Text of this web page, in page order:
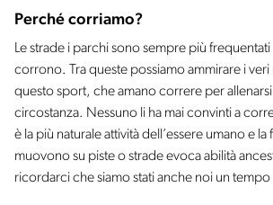
Perché corriamo?
Le strade i parchi sono sempre più
corrono. Tra queste possiamo ammirare i
questo sport, che amano correre per
circostanza. Nessuno li ha mai convinti a
è la più naturale attività dell’essere umano e la
muovono su piste o strade evoca abilità
ricordarci che siamo stati anche noi un